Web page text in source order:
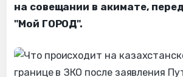
на совещании в акимате,
"Мой ГОРОД".